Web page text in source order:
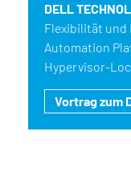
DELL
Flexibilität und
Automation
Hypervisor-
Vortrag zum